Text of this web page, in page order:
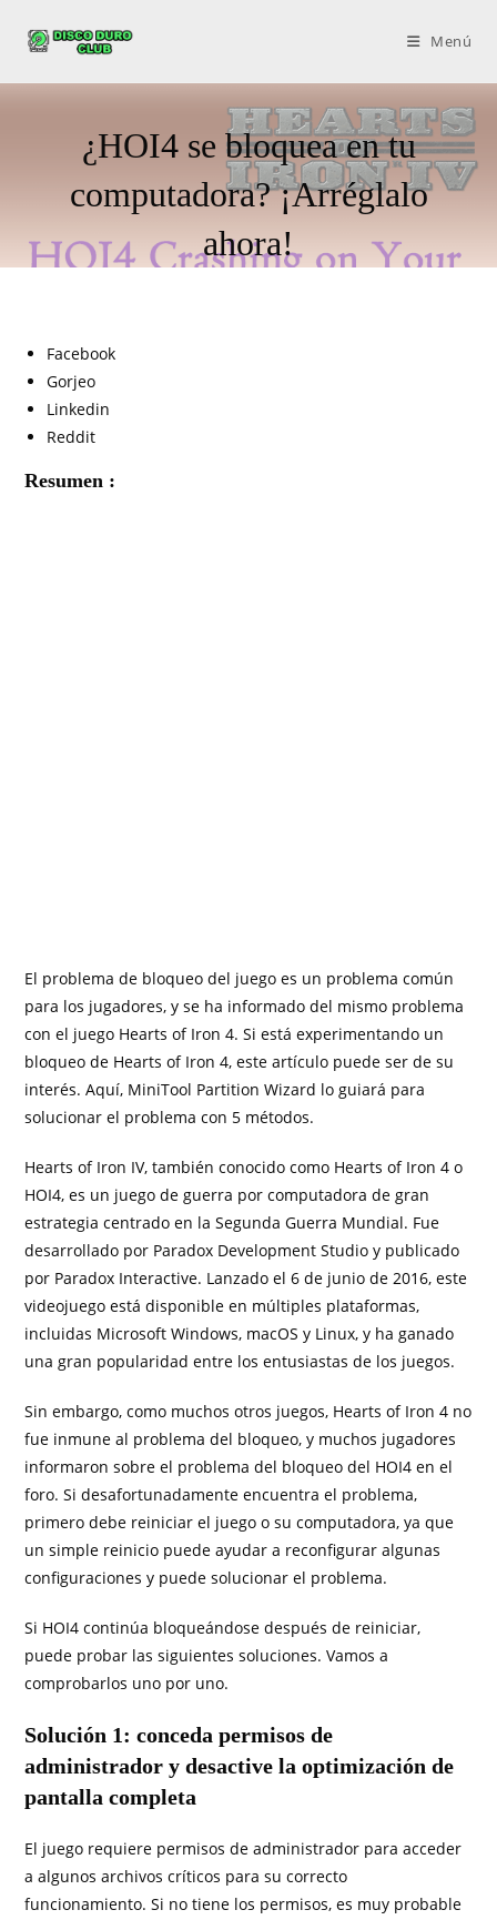
Menú
¿HOI4 se bloquea en tu
computadora? ¡Arréglalo
ahora!
Facebook
Gorjeo
Linkedin
Reddit
Resumen :
El problema de bloqueo del juego es un problema común
para los jugadores, y se ha informado del mismo problema
con el juego Hearts of Iron 4. Si está experimentando un
bloqueo de Hearts of Iron 4, este artículo puede ser de su
interés. Aquí, MiniTool Partition Wizard lo guiará para
solucionar el problema con 5 métodos.
Hearts of Iron IV, también conocido como Hearts of Iron 4 o
HOI4, es un juego de guerra por computadora de gran
estrategia centrado en la Segunda Guerra Mundial. Fue
desarrollado por Paradox Development Studio y publicado
por Paradox Interactive. Lanzado el 6 de junio de 2016, este
videojuego está disponible en múltiples plataformas,
incluidas Microsoft Windows, macOS y Linux, y ha ganado
una gran popularidad entre los entusiastas de los juegos.
Sin embargo, como muchos otros juegos, Hearts of Iron 4 no
fue inmune al problema del bloqueo, y muchos jugadores
informaron sobre el problema del bloqueo del HOI4 en el
foro. Si desafortunadamente encuentra el problema,
primero debe reiniciar el juego o su computadora, ya que
un simple reinicio puede ayudar a reconfigurar algunas
configuraciones y puede solucionar el problema.
Si HOI4 continúa bloqueándose después de reiniciar,
puede probar las siguientes soluciones. Vamos a
comprobarlos uno por uno.
Solución 1: conceda permisos de
administrador y desactive la optimización de
pantalla completa
El juego requiere permisos de administrador para acceder
a algunos archivos críticos para su correcto
funcionamiento. Si no tiene los permisos, es muy probable